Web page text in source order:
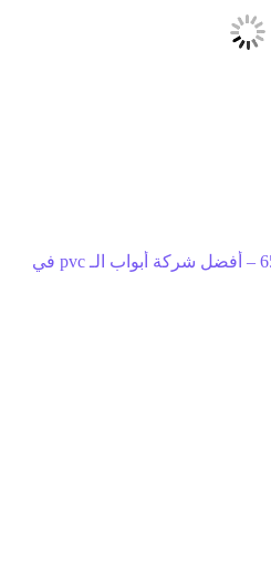
ابواب pvc خشب – 65727284 – أفضل شركة أبواب الـ pvc في